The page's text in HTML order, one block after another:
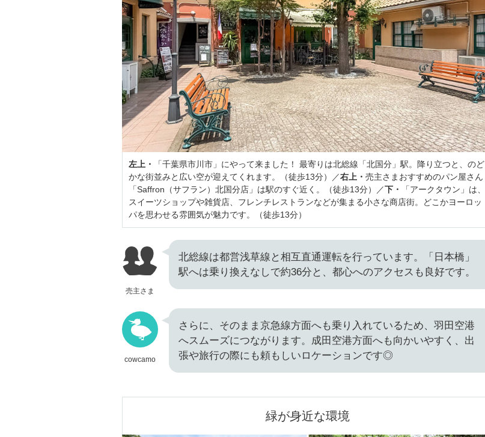
左上・
「千葉県市川市」にやって来ました！ 最寄りは北総線「北国分」駅。降り立つと、のど
かな街並みと広い空が迎えてくれます。（徒歩13分）／右上・ 売主さまおすすめのパン屋さん
「Saffron（サフラン）北国分店」は駅のすぐ近く。（徒歩13分）／下・
「アークタウン」は、
スイーツショップや雑貨店、フレンチレストランなどが集まる小さな商店街。どこかヨーロッ
パを思わせる雰囲気が魅力です。（徒歩13分）
売主さま
北総線は都営浅草線と相互直通運転を行っています。「日本橋」
駅へは乗り換えなしで約36分と、都心へのアクセスも良好です。
cowcamo
さらに、そのまま京急線方面へも乗り入れているため、羽田空港
へスムーズにつながります。成田空港方面へも向かいやすく、出
張や旅行の際にも頼もしいロケーションです◎
緑が身近な環境